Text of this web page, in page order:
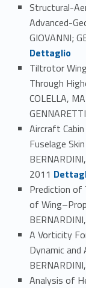
Structural-
Advanced-
GIOVANNI;
Dettaglio
Tiltrotor
Through
COLELLA,
Aircraft
Fuselage
2011 Link identifier #identifier_person_196645-61
Prediction of
of
A Vorticity
Dynamic
Analysis of